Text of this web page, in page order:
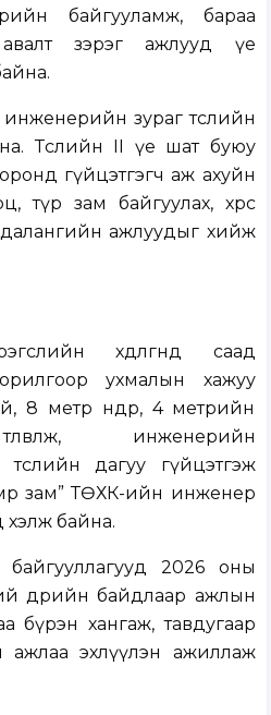
байгууламж, бараа
зэрэг ажлууд үе
зураг төслийн
Төслийн II үе шат буюу
гүйцэтгэгч аж ахуйн
түр зам байгуулах, хөрс
далангийн ажлуудыг хийж
хөдөлгөөнд саад
ухмалын хажуу
8 метр өндөр, 4 метрийн
инженерийн
дагуу гүйцэтгэж
зам” ТӨХК-ийн инженер
байна.
байгууллагууд 2026 оны
өдрийн байдлаар ажлын
бүрэн хангаж, тавдугаар
ажлаа эхлүүлэн ажиллаж